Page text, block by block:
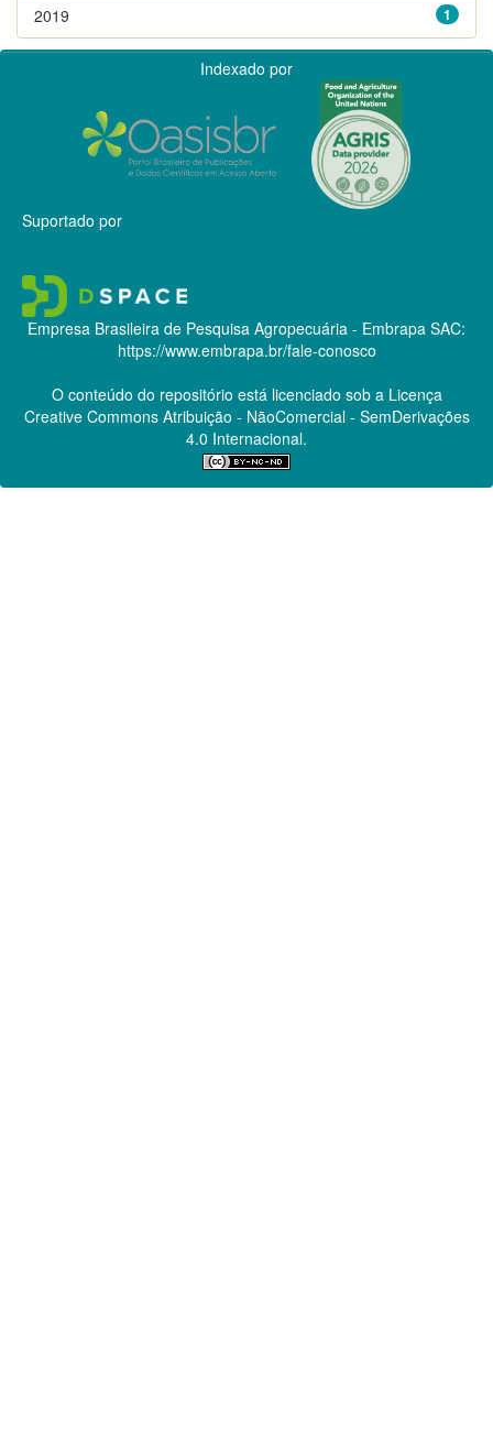
1
2019
Indexado por
Suportado por
Empresa Brasileira de Pesquisa Agropecuária - Embrapa SAC:
https://www.embrapa.br/fale-conosco
O conteúdo do repositório está licenciado sob a Licença
Creative CommonsAtribuição - NãoComercial - SemDerivações
4.0 Internacional.